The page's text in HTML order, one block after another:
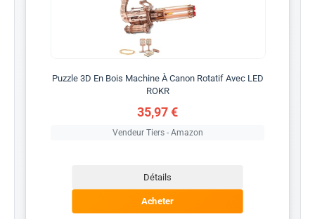
Puzzle 3D En Bois Machine À Canon Rotatif Avec LED
ROKR
35,97 €
Vendeur Tiers - Amazon
Détails
Acheter